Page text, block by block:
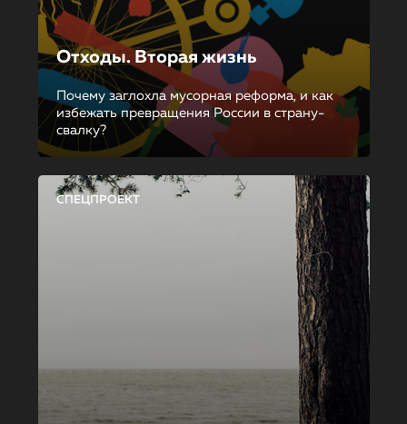
Отходы. Вторая жизнь
Почему заглохла мусорная реформа, и как
избежать превращения России в страну-
свалку?
СПЕЦПРОЕКТ